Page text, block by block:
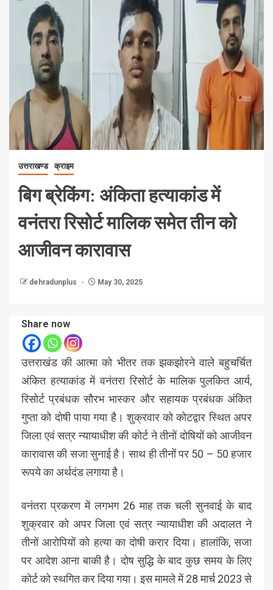
उत्तराखण्ड क्राइम
बिग ब्रेकिंग: अंकिता हत्याकांड में
वनंतरा रिसोर्ट मालिक समेत तीन को
आजीवन कारावास
dehradunplus May 30, 2025
Share now
उत्तराखंड की आत्मा को भीतर तक झकझोरने वाले बहुचर्चित
अंकित हत्याकांड में वनंतरा रिसोर्ट के मालिक पुलकित आर्य,
रिसोर्ट प्रबंधक सौरभ भास्कर और सहायक प्रबंधक अंकित
गुप्ता को दोषी पाया गया है। शुक्रवार को कोटद्वार स्थित अपर
जिला एवं सत्र न्यायाधीश की कोर्ट ने तीनों दोषियों को आजीवन
कारावास की सजा सुनाई है। साथ ही तीनों पर 50 – 50 हजार
रूपये का अर्थदंड लगाया है।
वनंतरा प्रकरण में लगभग 26 माह तक चली सुनवाई के बाद
शुक्रवार को अपर जिला एवं सत्र न्यायाधीश की अदालत ने
तीनों आरोपियों को हत्या का दोषी करार दिया। हालांकि, सजा
पर आदेश आना बाकी है। दोष सुद्धि के बाद कुछ समय के लिए
कोर्ट को स्थगित कर दिया गया। इस मामले में 28 मार्च 2023 से